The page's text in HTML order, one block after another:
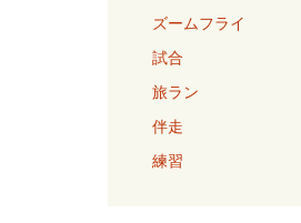
ズームフライ
試合
旅ラン
伴走
練習